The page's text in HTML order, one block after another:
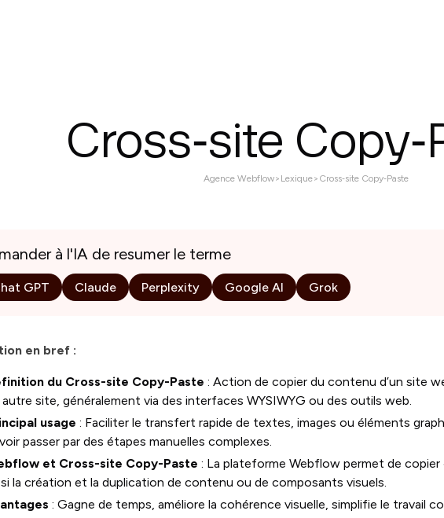
Cross‑site
Agence Webflow> Lexique> Cross‑site Copy‑Paste
à l'IA de resumer le terme
GPT Claude Perplexity Google AI Grok
en bref :
du Cross-site Copy-Paste : Action de copier du contenu d’un site
autre site, généralement via des interfaces WYSIWYG ou des outils web.
usage : Faciliter le transfert rapide de textes, images ou éléments
passer par des étapes manuelles complexes.
et Cross-site Copy-Paste : La plateforme Webflow permet de
la création et la duplication de contenu ou de composants visuels.
: Gagne de temps, améliore la cohérence visuelle, simplifie le travail